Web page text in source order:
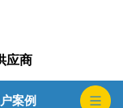
应商
案例